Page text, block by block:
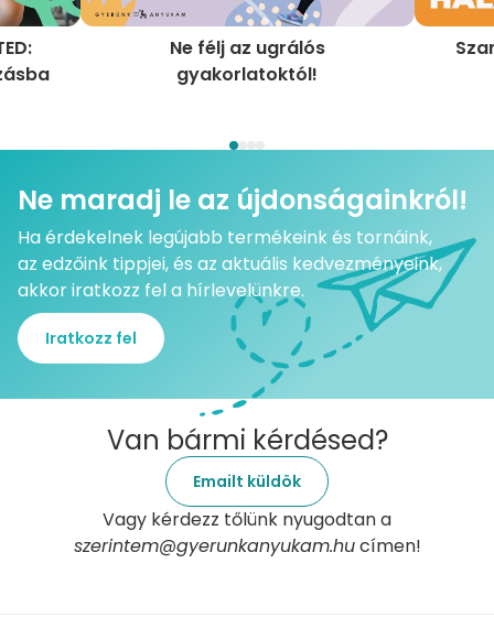
Ne félj az ugrálós
gyakorlatoktól!
Ne maradj le az újdonságainkról!
Ha érdekelnek legújabb termékeink és tornáink,
az edzőink tippjei, és az aktuális kedvezményeink,
akkor iratkozz fel a hírlevelünkre.
Iratkozz fel
Van bármi kérdésed?
Emailt küldök
Vagy kérdezz tőlünk nyugodtan a
szerintem@gyerunkanyukam.hucímen!